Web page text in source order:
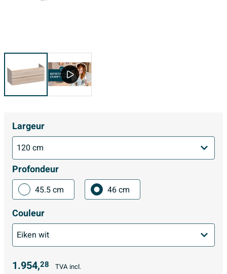
Largeur
Profondeur
45.5 cm 46 cm
Couleur
1.954,28 TVA incl.